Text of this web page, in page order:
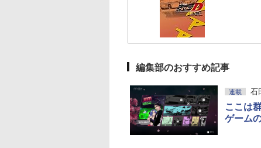
編集部のおすすめ記事
連載 石
ここは
ゲーム